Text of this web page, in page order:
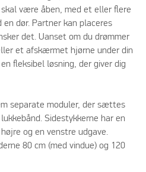
være åben, med et eller flere
dør. Partner kan placeres
det. Uanset om du drømmer
et afskærmet hjørne under din
fleksibel løsning, der giver dig
separate moduler, der sættes
Sidestykkerne har en
og en venstre udgave.
80 cm (med vindue) og 120